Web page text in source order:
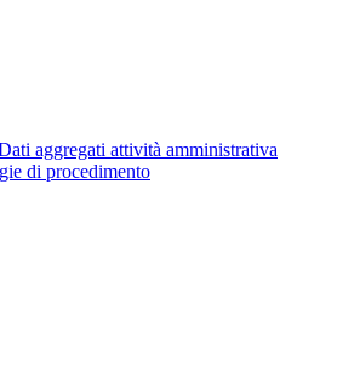
aggregati attività amministrativa
di procedimento